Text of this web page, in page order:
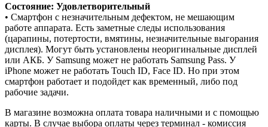
Состояние: Удовлетворительный
• Смартфон с незначительным дефектом, не мешающим
работе аппарата. Есть заметные следы использования
(царапины, потертости, вмятины, незначительные выгорания
дисплея). Могут быть установлены неоригинальные дисплей
или АКБ. У Samsung может не работать Samsung Pass. У
iPhone может не работать Touch ID, Face ID. Но при этом
смартфон работает и подойдет как временный, либо под
рабочие задачи.
В магазине возможна оплата товара наличными и с помощью
карты. В случае выбора оплаты через терминал - комиссия